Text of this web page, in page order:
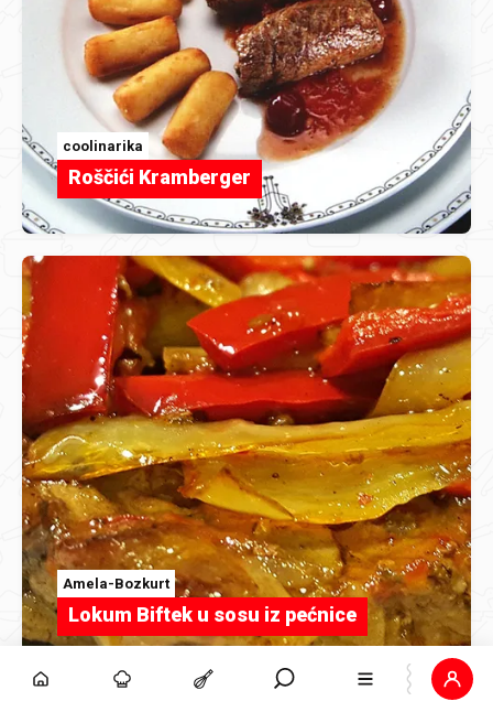
coolinarika
Roščići Kramberger
Amela-Bozkurt
Lokum Biftek u sosu iz pećnice